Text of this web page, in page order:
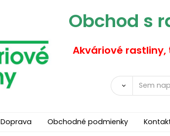
Obchod s
Akváriové
Doprava Obchodné podmienky